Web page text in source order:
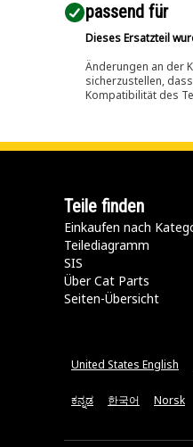
passend für​
Dieses Ersatzteil
Änderungen an der
sicherzustellen,
Kompatibilität des
Teile finden
Einkaufen nach
Teilediagramm
SIS
Über Cat Parts
Seiten-Übersicht
United States English
ಕನ್ನಡ 한국어 Norsk